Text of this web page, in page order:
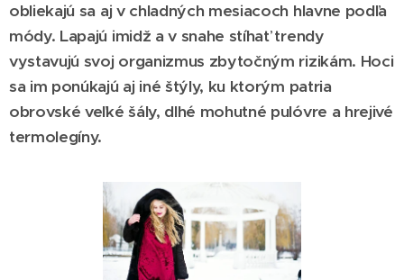
obliekajú sa aj v chladných mesiacoch hlavne podľa
módy. Lapajú imidž a v snahe stíhať trendy
vystavujú svoj organizmus zbytočným rizikám. Hoci
sa im ponúkajú aj iné štýly, ku ktorým patria
obrovské veľké šály, dlhé mohutné pulóvre a hrejivé
termolegíny.